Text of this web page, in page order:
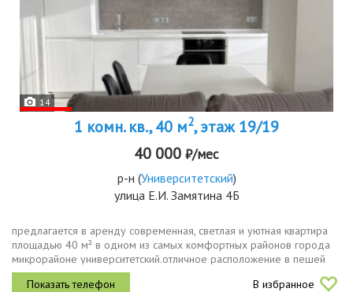
14
1 комн. кв., 40 м2, этаж 19/19
40 000 ₽/мес
р-н (Университетский)
улица Е.И. Замятина 4Б
предлагается в аренду современная, светлая и уютная квартира
площадью 40 м² в одном из самых комфортных районов города
микрорайоне университетский.отличное расположение в пешей
доступности находятся детский сад, школа, стадион, бассейн,...
В избранное